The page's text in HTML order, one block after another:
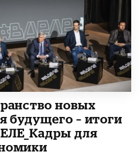
новых
будущего – итоги
для